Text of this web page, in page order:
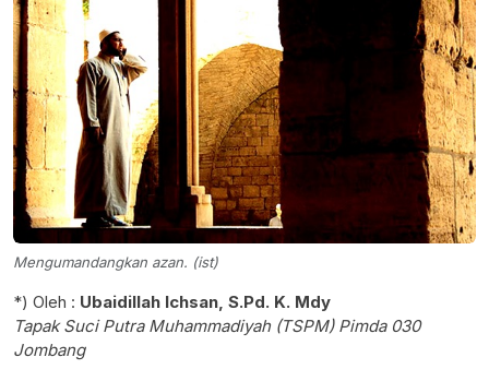
Mengumandangkan azan. (ist)
*) Oleh : Ubaidillah Ichsan, S.Pd. K. Mdy
Tapak Suci Putra Muhammadiyah (TSPM) Pimda 030
Jombang